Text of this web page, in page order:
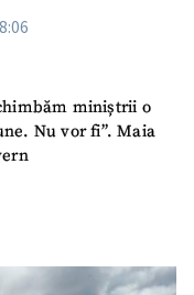
miniștrii o
Nu vor fi”. Maia